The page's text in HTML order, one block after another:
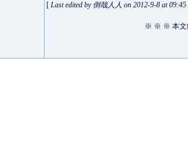
[ Last edited by 倒哉人人 on 2012-9-8 at 09:45
※ ※ ※ 本文